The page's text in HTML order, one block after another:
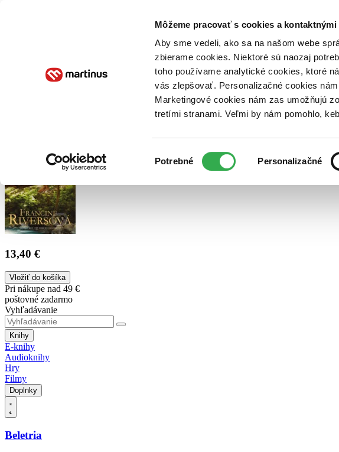
Môžeme pracovať s cookies a
Aby sme vedeli, ako sa na našom webe
zbierame cookies. Niektoré sú naozaj
toho používame analytické cookies, ktoré
vás zlepšovať. Personalizačné cookies
Marketingové cookies nám zas umožňujú
tretími stranami. Veľmi by nám pomohlo,
súhlasu
Potrebné Personalizačné
Poukážky Kontakt
13,40 €
Vložiť do košíka
Pri nákupe nad 49 €
poštovné zadarmo
Vyhľadávanie
Knihy
E-knihy
Audioknihy
Hry
Filmy
Doplnky
Beletria